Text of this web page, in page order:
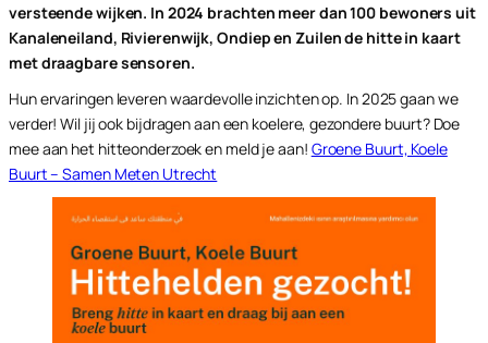
versteende wijken. In 2024 brachten meer dan 100 bewoners uit
Kanaleneiland, Rivierenwijk, Ondiep en Zuilen de hitte in kaart
met draagbare sensoren.
Hun ervaringen leveren waardevolle inzichten op. In 2025 gaan we
verder! Wil jij ook bijdragen aan een koelere, gezondere buurt? Doe
mee aan het hitteonderzoek en meld je aan! Groene Buurt, Koele
Buurt – Samen Meten Utrecht